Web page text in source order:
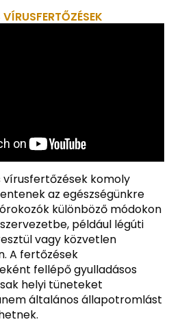
vírusfertőzések komoly
az egészségünkre
különböző módokon
például légúti
vagy közvetlen
A fertőzések
fellépő gyulladásos
helyi tüneteket
általános állapotromlást